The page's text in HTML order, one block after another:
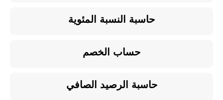
حاسبة النسبة المئوية
حساب الخصم
حاسبة الرصيد الصافي